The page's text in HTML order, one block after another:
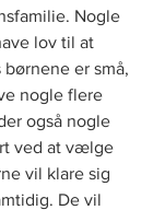
Nogle
lov til at
er små,
nogle flere
også nogle
ved at vælge
vil klare sig
De vil